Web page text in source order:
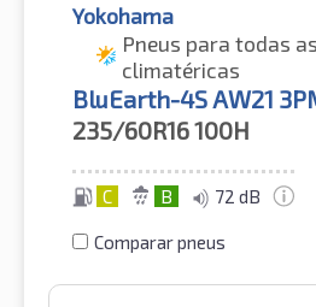
Yokohama
Pneus para todas
climatéricas
BluEarth-4S AW21
235/60R16100H
C B 72 dB
Comparar pneus